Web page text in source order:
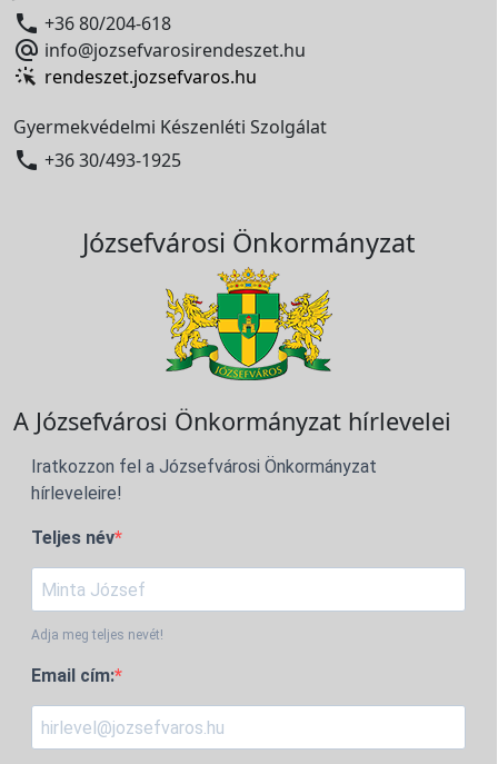
 +36 80/204-618
 info@jozsefvarosirendeszet.hu
rendeszet.jozsefvaros.hu
Gyermekvédelmi Készenléti Szolgálat
 +36 30/493-1925
Józsefvárosi Önkormányzat
A Józsefvárosi Önkormányzat hírlevelei
Iratkozzon fel a Józsefvárosi Önkormányzat
hírleveleire!
Teljes név
Adja meg teljes nevét!
Email cím: